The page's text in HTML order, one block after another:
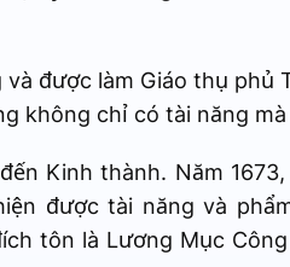
được làm Giáo thụ
không chỉ có tài năng
Kinh thành. Năm
được tài năng và
tôn là Lương Mục